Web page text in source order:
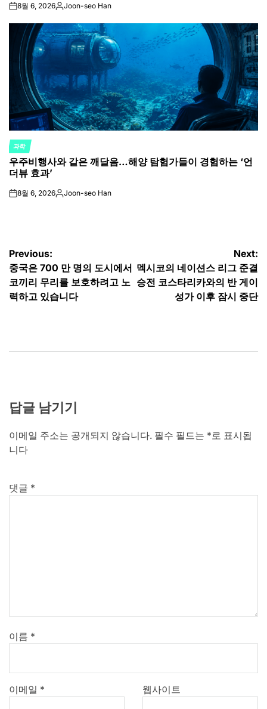
on8월 6, 2026Posted
Joon-seo Han
POSTED
IN
과학
우주비행사와 같은 깨달음…해양 탐험가들이 경험하는 ‘언
더뷰 효과’
on8월 6, 2026Posted
Joon-seo Han
글
탐
색
Previous:
중국은 700 만 명의 도시에서
코끼리 무리를 보호하려고 노
력하고 있습니다
Next:
멕시코의 네이션스 리그 준결
승전 코스타리카와의 반 게이
성가 이후 잠시 중단
답글 남기기
이메일 주소는 공개되지 않습니다. 필수 필드는 * 로 표시됩
니다
댓글 *
이름 *
이메일 * 웹사이트